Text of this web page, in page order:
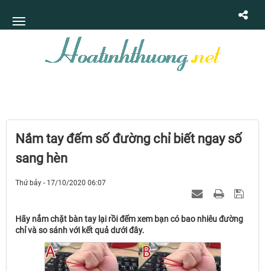
Nắm tay đếm số đường chỉ biết ngay số
sang hèn
Thứ bảy - 17/10/2020 06:07
Hãy nắm chặt bàn tay lại rồi đếm xem bạn có bao nhiêu đường
chỉ và so sánh với kết quả dưới đây.